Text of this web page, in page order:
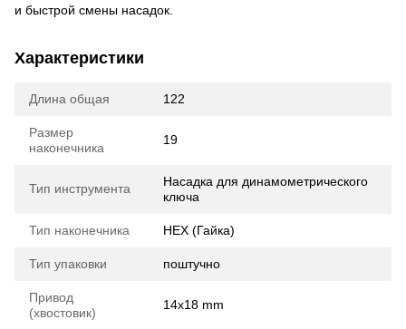
и быстрой смены насадок.
Характеристики
Длина общая 122
Размер
наконечника
19
Тип инструмента
Насадка для динамометрического
ключа
Тип наконечника HEX (Гайка)
Тип упаковки поштучно
Привод
(хвостовик)
14x18 mm